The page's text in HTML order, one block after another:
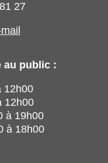
27
au public :
12h00
12h00
à 19h00
à 18h00